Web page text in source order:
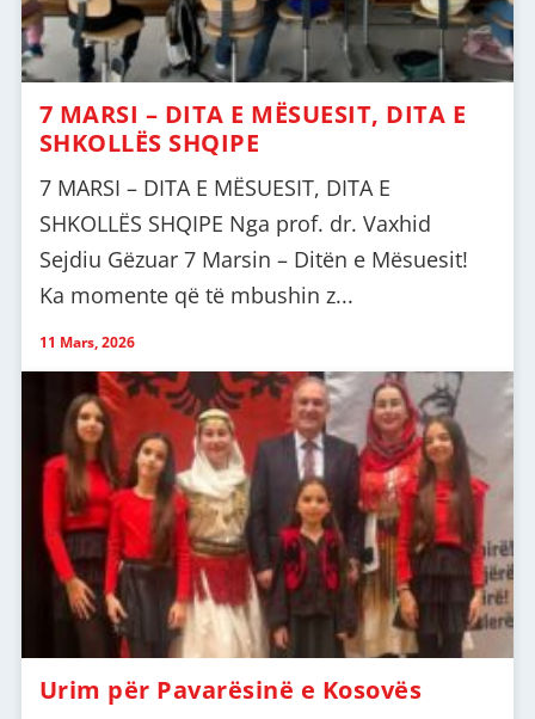
7 MARSI – DITA E MËSUESIT, DITA E
SHKOLLËS SHQIPE
7 MARSI – DITA E MËSUESIT, DITA E
SHKOLLËS SHQIPE Nga prof. dr. Vaxhid
Sejdiu Gëzuar 7 Marsin – Ditën e Mësuesit!
Ka momente që të mbushin z...
11 Mars, 2026
Urim për Pavarësinë e Kosovës